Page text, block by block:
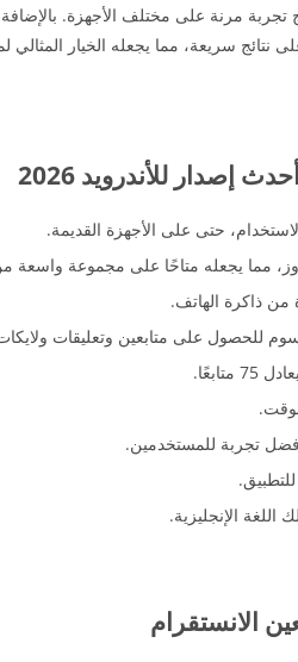
تجربة مرنة على مختلف الأجهزة.
سريعة، مما يجعله الخيار
للأندرويد 2026
حتى على الأجهزة القديمة.
مما يجعله متاحًا على مجموعة واسعة
ذاكرة الهاتف.
للحصول على متابعين وتعليقات
تجربة للمستخدمين.
اللغة الإنجليزية.
الانستقرام